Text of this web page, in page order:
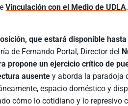
Vinculación con el Medio de UDLA.
que estará disponible
de Fernando Portal, Director del
propone un ejercicio crítico de
ausente y aborda la paradoja
espacio doméstico y
cómo lo cotidiano y lo represivo